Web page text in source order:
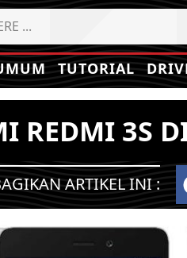
TUTORIAL
REDMI 3S
ARTIKEL INI :